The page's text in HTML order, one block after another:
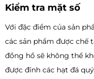
Kiểm tra mặt số
Với đặc điểm của sản
các sản phẩm được chế
đồng hồ sẽ không thể
được đính các hạt đá